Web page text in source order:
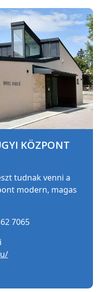
KÖZPONT
tudnak venni a
modern, magas
7065